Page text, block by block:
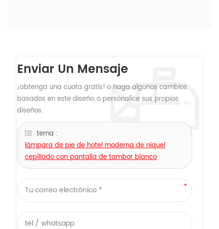
Enviar Un Mensaje
¡obtenga una cuota gratis! o haga algunos cambios
basados ​​en este diseño, o personalice sus propios
diseños.
tema :
lámpara de pie de hotel moderna de níquel
cepillado con pantalla de tambor blanco